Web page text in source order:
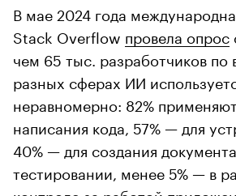
В мае 2024 года
Stack Overflow провела опрос
чем 65 тыс. разработчиков по
разных сферах ИИ
неравномерно: 82%
написания кода, 57% — для
40% — для создания
тестировании, менее 5% — в